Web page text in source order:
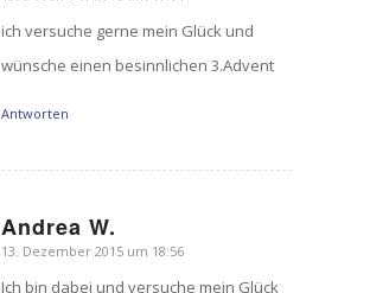
ich versuche gerne mein Glück und
wünsche einen besinnlichen 3.Advent
Antworten
Andrea W.
sagte:
13. Dezember 2015 um 18:56
Ich bin dabei und versuche mein Glück